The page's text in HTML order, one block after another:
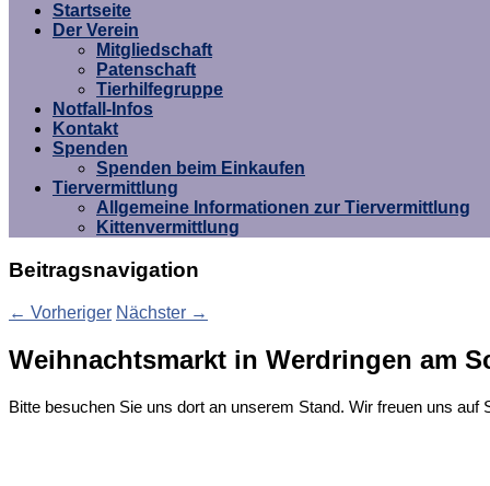
Startseite
Der Verein
Mitgliedschaft
Patenschaft
Tierhilfegruppe
Notfall-Infos
Kontakt
Spenden
Spenden beim Einkaufen
Tiervermittlung
Allgemeine Informationen zur Tiervermittlung
Kittenvermittlung
Beitragsnavigation
← Vorheriger Nächster →
Weihnachtsmarkt in Werdringen am
Bitte besuchen Sie uns dort an unserem Stand. Wir freuen uns auf